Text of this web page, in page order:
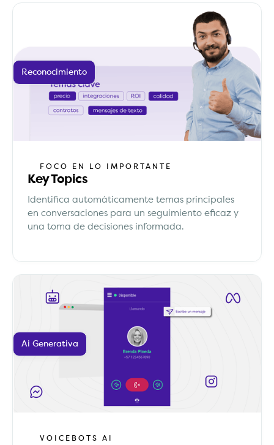
Reconocimiento
FOCO EN LO IMPORTANTE
Key Topics
Identifica automáticamente temas principales
en conversaciones para un seguimiento eficaz y
una toma de decisiones informada.
Ai Generativa
VOICEBOTS AI